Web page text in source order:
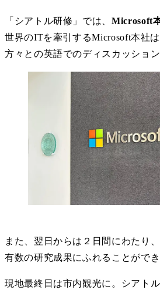
「シアトル研修」では、Microsoft
世界のITを牽引するMicrosoft本社
方々との英語でのディスカッショ
また、翌日からは２日間にわたり
有数の研究成果にふれることができ
現地最終日は市内観光に。シアト